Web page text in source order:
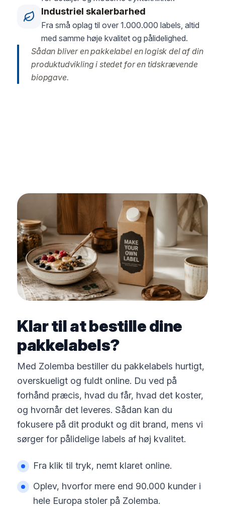
Industriel skalerbarhed
Fra små oplag til over 1.000.000 labels, altid
med samme høje kvalitet og pålidelighed.
Sådan bliver en pakkelabel en logisk del af din
produktudvikling i stedet for en tidskrævende
biopgave.
Klar til at bestille dine
pakkelabels?
Med Zolemba bestiller du pakkelabels hurtigt,
overskueligt og fuldt online. Du ved på
forhånd præcis, hvad du får, hvad det koster,
og hvornår det leveres. Sådan kan du
fokusere på dit produkt og dit brand, mens vi
sørger for pålidelige labels af høj kvalitet.
Fra klik til tryk, nemt klaret online.
Oplev, hvorfor mere end 90.000 kunder i
hele Europa stoler på Zolemba.